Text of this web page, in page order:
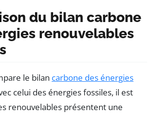
du bilan carbone
renouvelables
le bilan carbone des énergies
celui des énergies fossiles, il est
renouvelables présentent une